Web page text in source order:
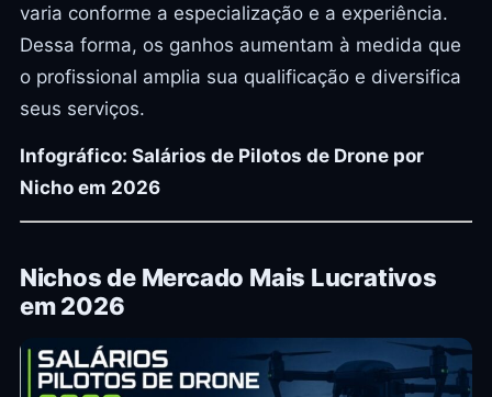
varia conforme a especialização e a experiência.
Dessa forma, os ganhos aumentam à medida que
o profissional amplia sua qualificação e diversifica
seus serviços.
Infográfico: Salários de Pilotos de Drone por
Nicho em 2026
Nichos de Mercado Mais Lucrativos
em 2026